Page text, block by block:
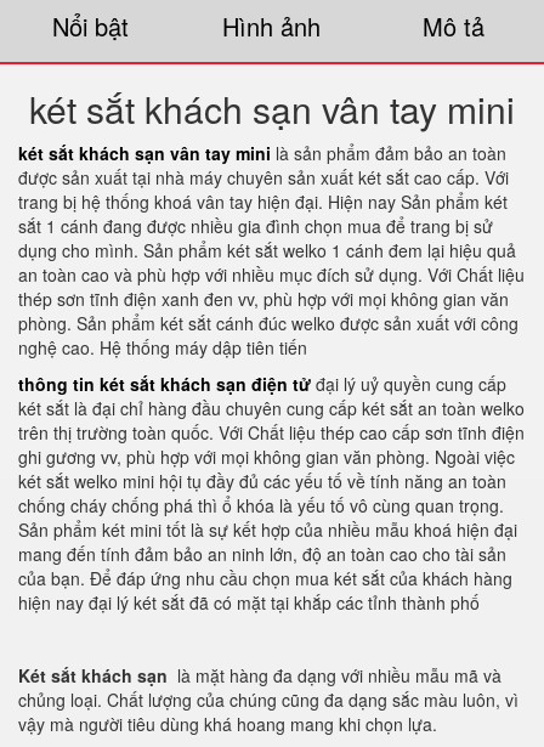
Nổi bật Hình ảnh Mô tả
két sắt khách sạn vân tay mini
két sắt khách sạn vân tay mini là sản phẩm đảm bảo an toàn
được sản xuất tại nhà máy chuyên sản xuất két sắt cao cấp. Với
trang bị hệ thống khoá vân tay hiện đại. Hiện nay Sản phẩm két
sắt 1 cánh đang được nhiều gia đình chọn mua để trang bị sử
dụng cho mình. Sản phẩm két sắt welko 1 cánh đem lại hiệu quả
an toàn cao và phù hợp với nhiều mục đích sử dụng. Với Chất liệu
thép sơn tĩnh điện xanh đen vv, phù hợp với mọi không gian văn
phòng. Sản phẩm két sắt cánh đúc welko được sản xuất với công
nghệ cao. Hệ thống máy dập tiên tiến
thông tin két sắt khách sạn điện tử đại lý uỷ quyền cung cấp
két sắt là đại chỉ hàng đầu chuyên cung cấp két sắt an toàn welko
trên thị trường toàn quốc. Với Chất liệu thép cao cấp sơn tĩnh điện
ghi gương vv, phù hợp với mọi không gian văn phòng. Ngoài việc
két sắt welko mini hội tụ đầy đủ các yếu tố về tính năng an toàn
chống cháy chống phá thì ổ khóa là yếu tố vô cùng quan trọng.
Sản phẩm két mini tốt là sự kết hợp của nhiều mẫu khoá hiện đại
mang đến tính đảm bảo an ninh lớn, độ an toàn cao cho tài sản
của bạn. Để đáp ứng nhu cầu chọn mua két sắt của khách hàng
hiện nay đại lý két sắt đã có mặt tại khắp các tỉnh thành phố
Két sắt khách sạn là mặt hàng đa dạng với nhiều mẫu mã và
chủng loại. Chất lượng của chúng cũng đa dạng sắc màu luôn, vì
vậy mà người tiêu dùng khá hoang mang khi chọn lựa.